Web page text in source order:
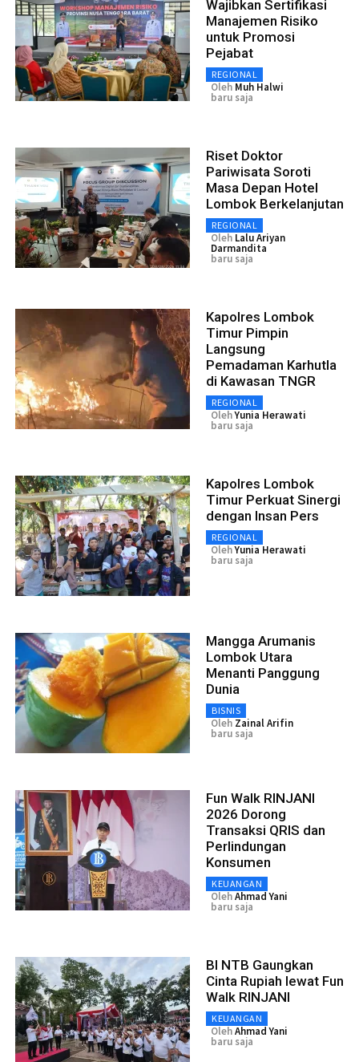
Wajibkan Sertifikasi
Manajemen Risiko
untuk Promosi
Pejabat
REGIONAL
Oleh Muh Halwi
baru saja
Riset Doktor
Pariwisata Soroti
Masa Depan Hotel
Lombok Berkelanjutan
REGIONAL
Oleh Lalu Ariyan
Darmandita
baru saja
Kapolres Lombok
Timur Pimpin
Langsung
Pemadaman Karhutla
di Kawasan TNGR
REGIONAL
OlehYunia Herawati
baru saja
Kapolres Lombok
Timur Perkuat Sinergi
dengan Insan Pers
REGIONAL
OlehYunia Herawati
baru saja
Mangga Arumanis
Lombok Utara
Menanti Panggung
Dunia
BISNIS
Oleh Zainal Arifin
baru saja
Fun Walk RINJANI
2026 Dorong
Transaksi QRIS dan
Perlindungan
Konsumen
KEUANGAN
OlehAhmad Yani
baru saja
BI NTB Gaungkan
Cinta Rupiah lewat Fun
Walk RINJANI
KEUANGAN
OlehAhmad Yani
baru saja